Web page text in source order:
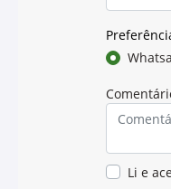
Principais
Aplicações